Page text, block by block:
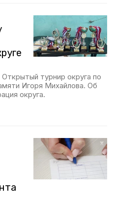
турнир округа по
Игоря Михайлова. Об
округа.